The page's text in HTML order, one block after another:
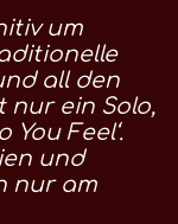
um
all den
nur ein Solo,
You Feel‘.
und
nur am